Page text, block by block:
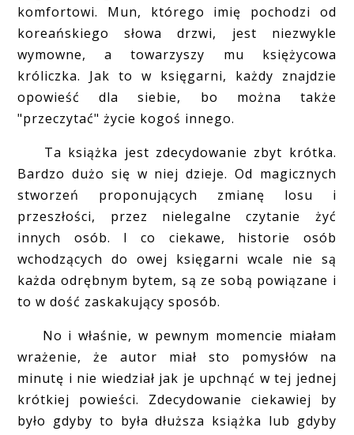
komfortowi. Mun, którego imię pochodzi od
koreańskiego słowa drzwi, jest niezwykle
wymowne, a towarzyszy mu księżycowa
króliczka. Jak to w księgarni, każdy znajdzie
opowieść dla siebie, bo można także
"przeczytać" życie kogoś innego.
Ta książka jest zdecydowanie zbyt krótka.
Bardzo dużo się w niej dzieje. Od magicznych
stworzeń proponujących zmianę losu i
przeszłości, przez nielegalne czytanie żyć
innych osób. I co ciekawe, historie osób
wchodzących do owej księgarni wcale nie są
każda odrębnym bytem, są ze sobą powiązane i
to w dość zaskakujący sposób.
No i właśnie, w pewnym momencie miałam
wrażenie, że autor miał sto pomysłów na
minutę i nie wiedział jak je upchnąć w tej jednej
krótkiej powieści. Zdecydowanie ciekawiej by
było gdyby to była dłuższa książka lub gdyby